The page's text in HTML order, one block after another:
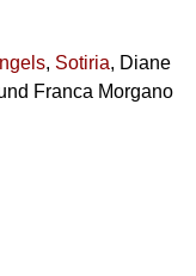
, Sotiria, Diane
Franca Morgano